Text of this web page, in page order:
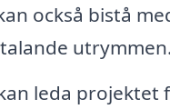
också bistå
leda projektet